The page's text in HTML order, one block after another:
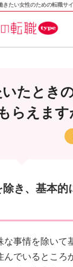
きたい女性のための転職サ
たとき
らえます
き、基本的
な事情を除いて
んでいるところ